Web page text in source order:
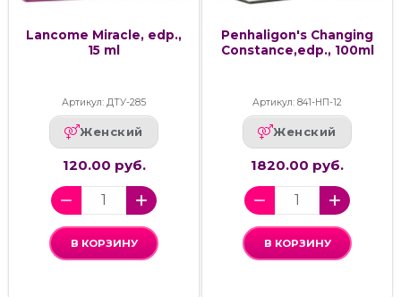
Lancome Miracle, edp.,
15 ml
Артикул: ДТУ-285
Женский
120.00 руб.
В КОРЗИНУ
Penhaligon's Changing
Constance,edp., 100ml
Артикул: 841-НП-12
Женский
1820.00 руб.
В КОРЗИНУ